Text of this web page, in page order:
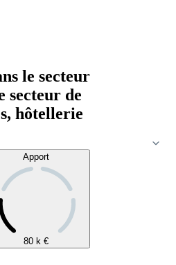
le secteur
secteur de
hôtellerie
Apport
80 k €